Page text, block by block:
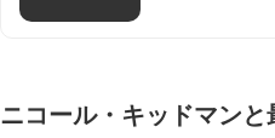
ニコール・キッドマン